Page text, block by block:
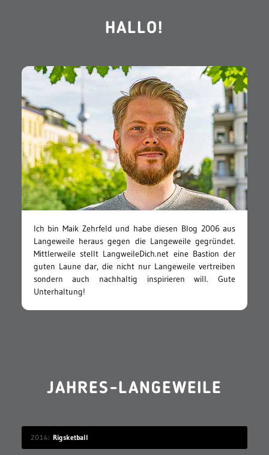
HALLO!
Ich bin Maik Zehrfeld und habe diesen Blog 2006 aus
Langeweile heraus gegen die Langeweile gegründet.
Mittlerweile stellt LangweileDich.net eine Bastion der
guten Laune dar, die nicht nur Langeweile vertreiben
sondern auch nachhaltig inspirieren will. Gute
Unterhaltung!
JAHRES-LANGEWEILE
2014 Rigsketball